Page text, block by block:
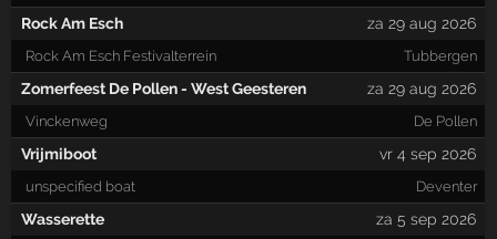
Rock Am Esch za 29 aug 2026
Rock Am Esch Festivalterrein Tubbergen
Zomerfeest De Pollen - West Geesteren za 29 aug 2026
Vinckenweg De Pollen
Vrijmiboot vr 4 sep 2026
unspecified boat Deventer
Wasserette za 5 sep 2026